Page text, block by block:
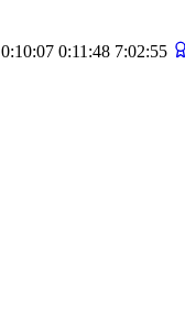
0:10:07 0:11:48 7:02:55